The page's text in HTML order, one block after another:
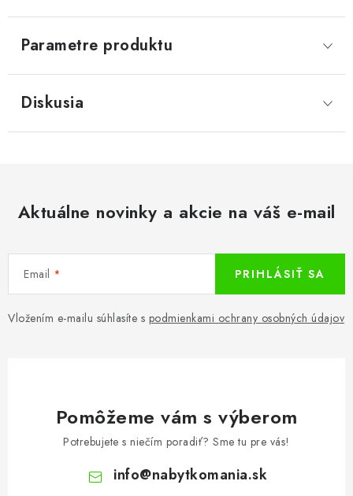
Parametre produktu
Diskusia
Aktuálne novinky a akcie na váš e-mail
Email
Vložením e-mailu súhlasíte s podmienkami ochrany osobných údajov
PRIHLÁSIŤ SA
Pomôžeme vám s výberom
Potrebujete s niečím poradiť? Sme tu pre vás!
info@nabytkomania.sk